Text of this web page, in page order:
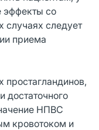
эффекты со
случаях следует
приема
простагландинов,
достаточного
НПВС
кровотоком и